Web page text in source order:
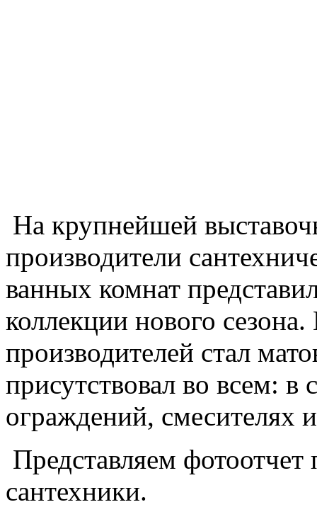
На крупнейшей
производители
ванных комнат
коллекции нового
производителей стал
присутствовал во всем:
ограждений, смесителях
Представляем
сантехники.